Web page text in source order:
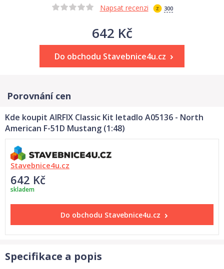
Napsat recenzi 300
642 Kč
Do obchodu Stavebnice4u.cz
Porovnání cen
Kde koupit AIRFIX Classic Kit letadlo A05136 - North
American F-51D Mustang (1:48)
Stavebnice4u.cz
642 Kč
skladem
Do obchodu Stavebnice4u.cz
Specifikace a popis